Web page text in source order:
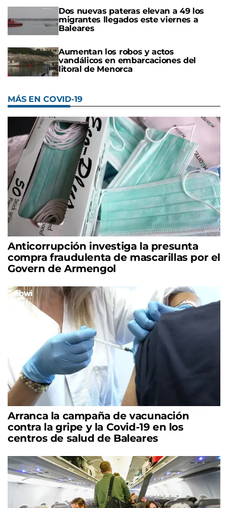
Dos nuevas pateras elevan a 49 los
migrantes llegados este viernes a
Baleares
Aumentan los robos y actos
vandálicos en embarcaciones del
litoral de Menorca
MÁS EN COVID-19
Anticorrupción investiga la presunta
compra fraudulenta de mascarillas por el
Govern de Armengol
Arranca la campaña de vacunación
contra la gripe y la Covid-19 en los
centros de salud de Baleares